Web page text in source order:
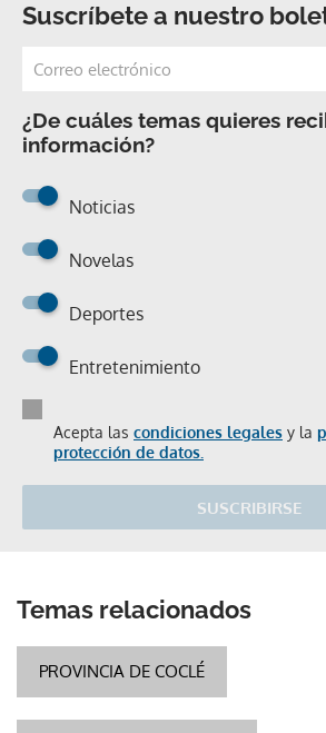
Suscríbete a nuestro
¿De cuáles temas quieres
información?
Noticias
Novelas
Deportes
Entretenimiento
Acepta las condiciones legales y la
protección de datos.
SUSCRIBIRSE
Temas relacionados
PROVINCIA DE COCLÉ